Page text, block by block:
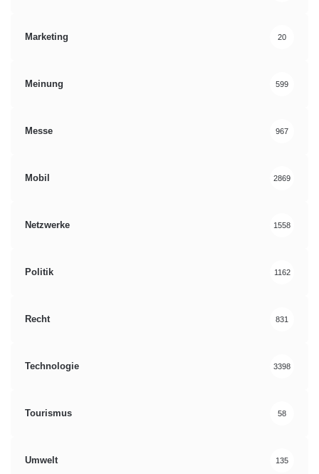
Marketing 20
Meinung 599
Messe 967
Mobil 2869
Netzwerke 1558
Politik 1162
Recht 831
Technologie 3398
Tourismus 58
Umwelt 135